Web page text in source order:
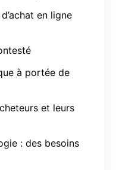
en ligne
à portée de
et leurs
: des besoins